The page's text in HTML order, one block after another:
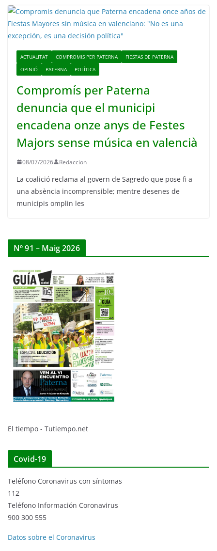
ACTUALITAT COMPROMIS PER PATERNA
FIESTAS DE PATERNA
OPINIÓ
PATERNA POLÍTICA
Compromís per Paterna
denuncia que el municipi
encadena onze anys de Festes
Majors sense música en valencià
08/07/2026 Redaccion
La coalició reclama al govern de Sagredo que pose fi a
una absència incomprensible; mentre desenes de
municipis omplin les
Nº 91 – Maig 2026
El tiempo - Tutiempo.net
Covid-19
Teléfono Coronavirus con síntomas
112
Teléfono Información Coronavirus
900 300 555
Datos sobre el Coronavirus